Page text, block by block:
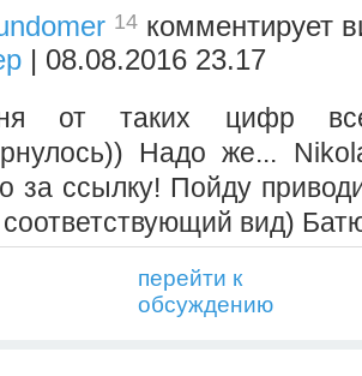
14 комментирует
| 08.08.2016 23.17
от таких цифр
Надо же...
за ссылку! Пойду
вид)
перейти к
обсуждению